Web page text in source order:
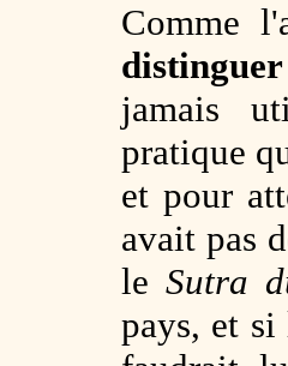
Comme
distinguer
jamais
pratique
et pour
avait pas
leSutra
pays, et